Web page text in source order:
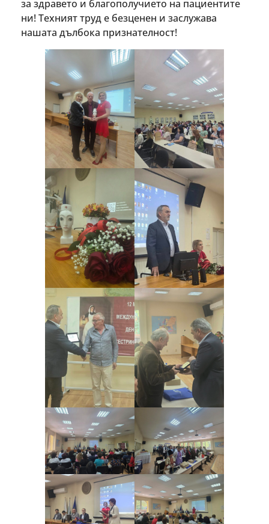
за здравето и благополучието на пациентите
ни! Техният труд е безценен и заслужава
нашата дълбока признателност!